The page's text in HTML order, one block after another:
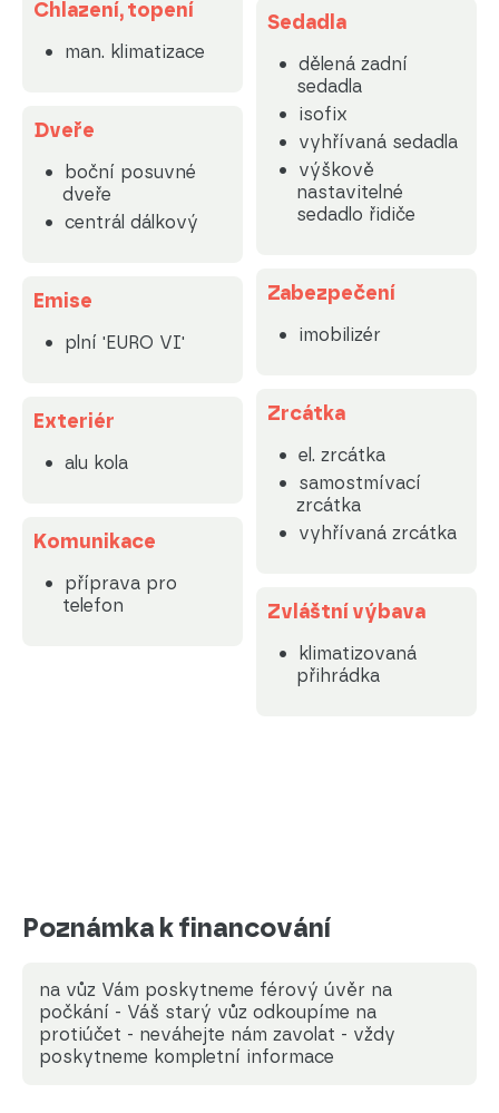
Chlazení, topení
man. klimatizace
Dveře
boční posuvné
dveře
centrál dálkový
Emise
plní 'EURO VI'
Exteriér
alu kola
Komunikace
příprava pro
telefon
Sedadla
dělená zadní
sedadla
isofix
vyhřívaná sedadla
výškově
nastavitelné
sedadlo řidiče
Zabezpečení
imobilizér
Zrcátka
el. zrcátka
samostmívací
zrcátka
vyhřívaná zrcátka
Zvláštní výbava
klimatizovaná
přihrádka
Poznámka k financování
na vůz Vám poskytneme férový úvěr na
počkání - Váš starý vůz odkoupíme na
protiúčet - neváhejte nám zavolat - vždy
poskytneme kompletní informace